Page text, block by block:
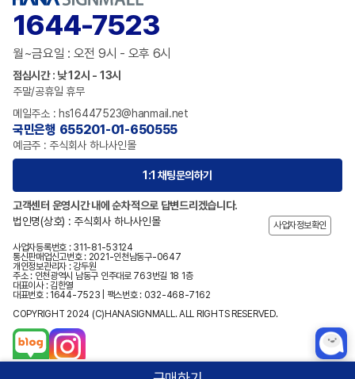
1644-7523
월~금요일 : 오전 9시 - 오후 6시
점심시간 : 낮 12시 - 13시
주말/공휴일 휴무
메일주소 : hs16447523@hanmail.net
국민은행 655201-01-650555
예금주 : 주식회사 하나사인몰
1:1 채팅문의하기
고객센터 운영시간 내에 순차적으로 답변드리겠습니다.
법인명(상호) : 주식회사 하나사인몰
사업자정보확인
사업자등록번호 : 311-81-53124
통신판매업신고번호 : 2021-인천남동구-0647
개인정보관리자 : 강두원
주소 : 인천광역시 남동구 인주대로 763번길 18 1층
대표이사 : 김한열
대표번호 : 1644-7523 | 팩스번호 : 032-468-7162
COPYRIGHT 2024 (C)HANASIGNMALL. ALL RIGHTS RESERVED.